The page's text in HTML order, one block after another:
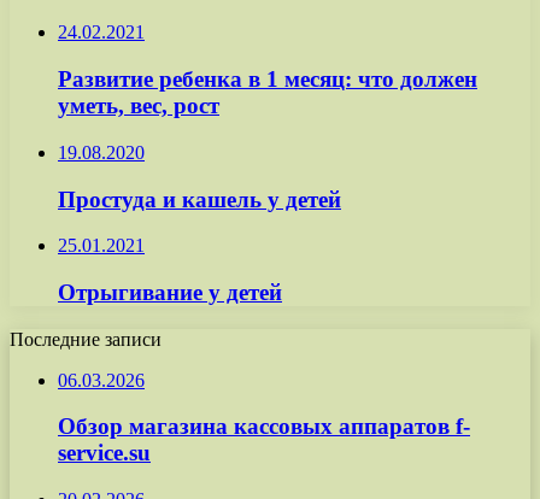
24.02.2021
Развитие ребенка в 1 месяц: что должен
уметь, вес, рост
19.08.2020
Простуда и кашель у детей
25.01.2021
Отрыгивание у детей
Последние записи
06.03.2026
Обзор магазина кассовых аппаратов f-
service.su